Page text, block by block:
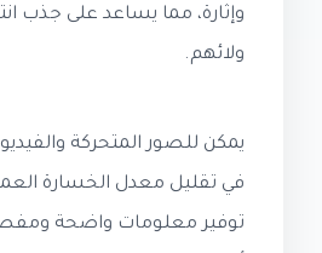
وإثارة، مما يساعد على جذب
ولائهم.
يمكن للصور المتحركة
في تقليل معدل الخسارة
توفير معلومات واضحة